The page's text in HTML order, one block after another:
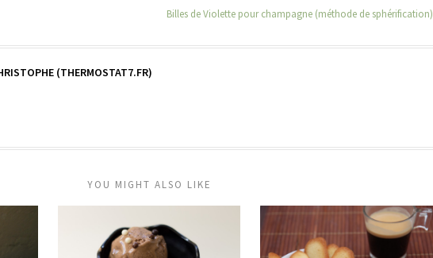
Billes de Violette pour champagne (méthode de sphérification)
(THERMOSTAT7.FR)
YOU MIGHT ALSO LIKE